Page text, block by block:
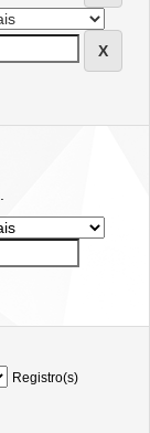
Registro(s)